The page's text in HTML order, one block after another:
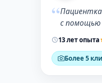
“Пациентка
с помощью
13 лет опыта
Более 5